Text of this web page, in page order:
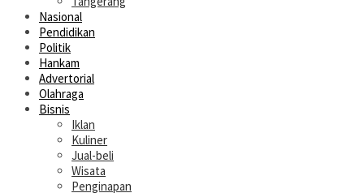
Nasional
Pendidikan
Politik
Hankam
Advertorial
Olahraga
Bisnis
Iklan
Kuliner
Jual-beli
Wisata
Penginapan